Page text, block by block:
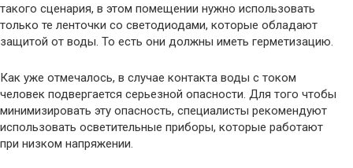
такого сценария, в этом помещении нужно использовать
только те ленточки со светодиодами, которые обладают
защитой от воды. То есть они должны иметь герметизацию.
Как уже отмечалось, в случае контакта воды с током
человек подвергается серьезной опасности. Для того чтобы
минимизировать эту опасность, специалисты рекомендуют
использовать осветительные приборы, которые работают
при низком напряжении.